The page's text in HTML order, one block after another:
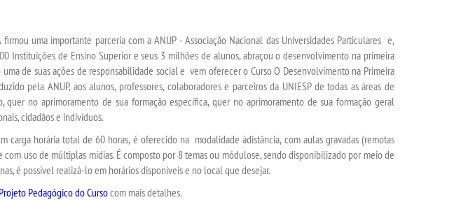
firmou uma importante parceria com a ANUP - Associação Nacional das Universidades Particulares e,
Instituições de Ensino Superior e seus 3 milhões de alunos, abraçou o desenvolvimento na primeira
uma de suas ações de responsabilidade social e vem oferecer oCurso O Desenvolvimento na Primeira
pela ANUP, aos alunos, professores, colaboradores e parceiros da UNIESP de todas as áreas de
quer no aprimoramento de sua formação específica, quer no aprimoramento de sua formação geral
cidadãos e indivíduos.
carga horária total de 60 horas, é oferecido na modalidadeàdistância, com aulas gravadas (remotas
uso de múltiplas mídias. É composto por 8 temas ou módulose, sendo disponibilizado por meio de
é possível realizá-lo em horários disponíveis e no local que desejar.
Projeto Pedagógico do Cursocom mais detalhes.